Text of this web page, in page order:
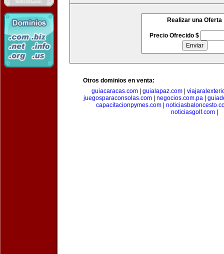
Realizar una Oferta
Precio Ofrecido $
Otros dominios en venta:
guiacaracas.com
guialapaz.com
juegosparaconsolas.com| negocios.com.pa|
capacitacionpymes.com|
noticiasgolf.com